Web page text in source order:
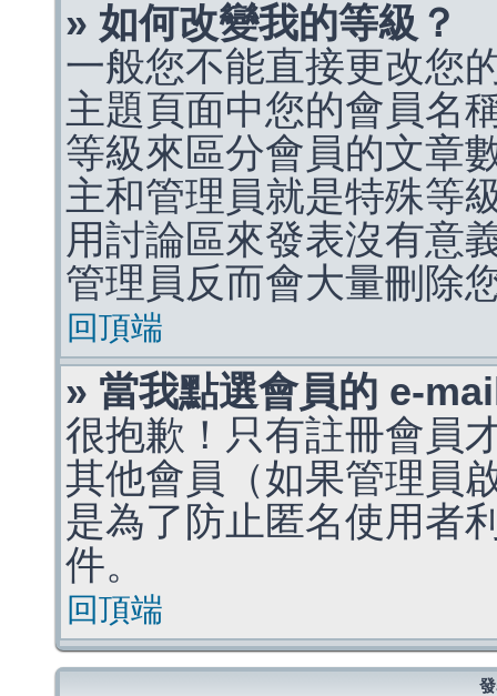
» 如何改變我的等級？
一般您不能直接更改您
主題頁面中您的會員名
等級來區分會員的文章
主和管理員就是特殊等
用討論區來發表沒有意
管理員反而會大量刪除
回頂端
» 當我點選會員的 e-
很抱歉！只有註冊會員
其他會員（如果管理員
是為了防止匿名使用者
件。
回頂端